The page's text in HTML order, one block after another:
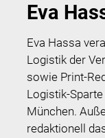
Eva
Eva Hassa
Logistik der
sowie Print-
Logistik-
München.
redaktionell